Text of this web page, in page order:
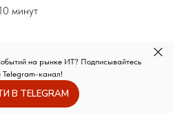
минут
на рынке ИТ? Подписывайтесь
канал!
В TELEGRAM